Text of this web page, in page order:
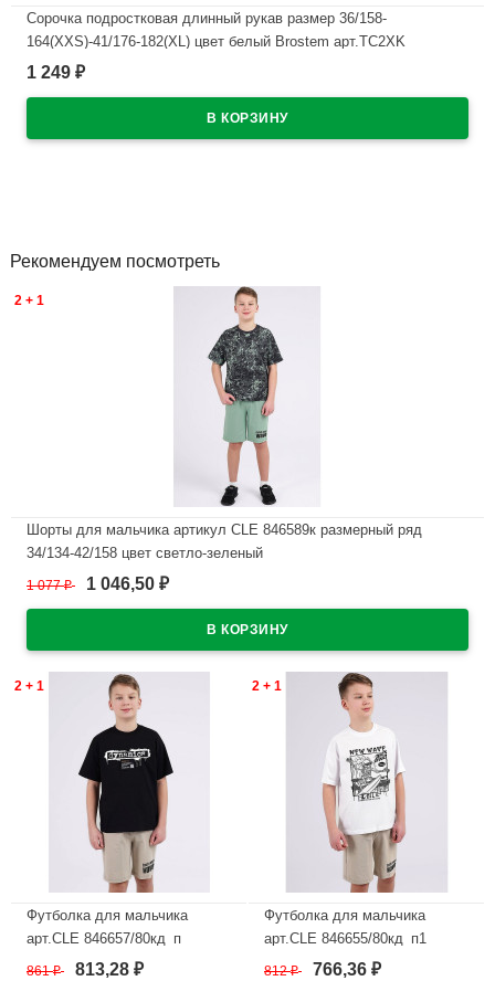
Сорочка подростковая длинный рукав размер 36/158-
164(XXS)-41/176-182(XL) цвет белый Brostem арт.TC2XK
В наличии
1 249 ₽
Рекомендуем посмотреть
2 + 1
Шорты для мальчика артикул CLE 846589к размерный ряд
34/134-42/158 цвет светло-зеленый
В наличии
1 077₽ 1 046,50 ₽
2 + 1
Футболка для мальчика
арт.CLE 846657/80кд_п
размер 34/134-42/158 цвет
861₽ 813,28 ₽
2 + 1
Футболка для мальчика
арт.CLE 846655/80кд_п1
размер 34/134-42/158 цвет
812₽ 766,36 ₽